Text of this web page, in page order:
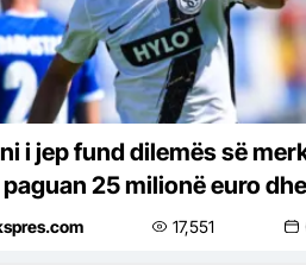
i jep fund dilemës së
25 milionë euro
kontratë deri në vitin 2031
17,551